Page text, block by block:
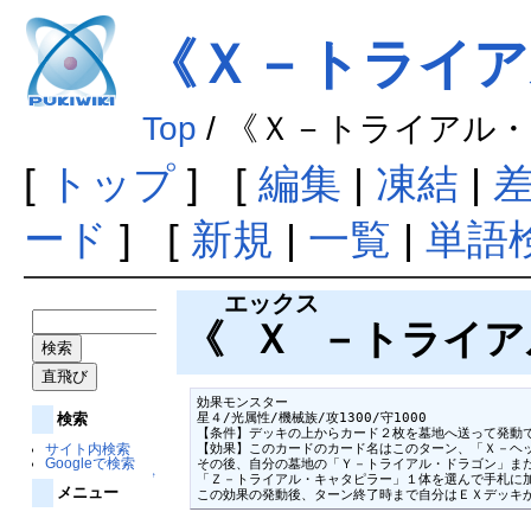
《Ｘ－トライ
Top / 《Ｘ－トライアル
[ トップ] [ 編集 | 凍結 |
ード ] [ 新規 | 一覧 | 単語
検索
サイト内検索
Googleで検索
↑
メニュー
《 Ｘ
エックス
－トライ
効果モンスター
星４/光属性/機械族/攻1300/守1000
【条件】デッキの上からカード２枚を墓地へ送って発動
【効果】このカードのカード名はこのターン、「Ｘ－ヘ
その後、自分の墓地の「Ｙ－トライアル・ドラゴン」ま
「Ｚ－トライアル・キャタピラー」１体を選んで手札に
この効果の発動後、ターン終了時まで自分はＥＸデッ